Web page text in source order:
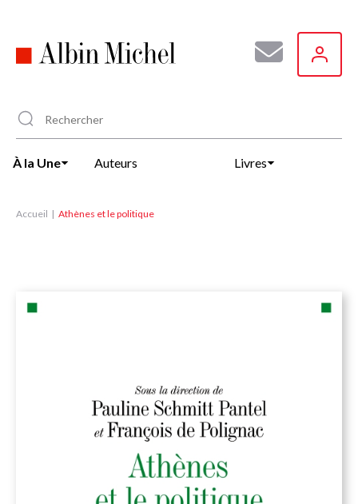
principal
À la Une Auteurs Livres
Accueil Athènes et le politique